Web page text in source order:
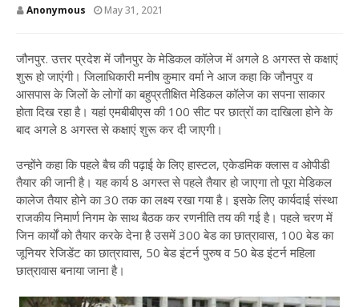
Anonymous May 31, 2021
जौनपुर. उत्तर प्रदेश में जौनपुर के मेडिकल कॉलेज में अगले 8 अगस्त से कक्षाएं
शुरू हो जाएंगी। जिलाधिकारी मनीष कुमार वर्मा ने आज कहा कि जौनपुर व
आसपास के जिलों के लोगों का बहुप्रतीक्षित मेडिकल कॉलेज का सपना साकार
होता दिख रहा है। यहां एमबीबीएस की 100 सीट पर छात्रों का दाखिला होने के
बाद अगले 8 अगस्त से कक्षाएं शुरू कर दी जाएगी।
उन्होंने कहा कि पहले बैच की पढ़ाई के लिए हास्टल, एकेडमिक क्लास व ओपीडी
तैयार की जानी है। यह कार्य 8 अगस्त से पहले तैयार हो जाएगा तो पूरा मेडिकल
कालेज तैयार होने का 30 तक का लक्ष्य रखा गया है। इसके लिए कार्यदाई संस्था
राजकीय निमार्ण निगम के साथ बैठक कर रणनीति तय की गई है। पहले चरण में
जिन कार्यों को तैयार करके देना है उसमें 300 बेड का छात्रावास, 100 बेड का
जूनियर रेजिडेंट का छात्रावास, 50 बेड इंटर्न पुरुष व 50 बेड इंटर्न महिला
छात्रावास बनाया जाना है।